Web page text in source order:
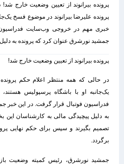
پرونده بیرانوند از تعیین وضعیت خارج شد!
پرونده علیرضا بیرانوند در موضوع فسخ
خبری مهم در خروجی وب‌سایت فدراسیون
جمشید نورشرق عنوان کرد که پرونده به دلیل
پرونده بیرانوند از تعیین وضعیت خارج شد!
در حالی که همه منتظر اعلام حکم پرونده
یک‌جانبه او با باشگاه پرسپولیس
فدراسیون فوتبال قرار گرفت. در این خبر
به دلیل پیچیدگی مالی به کارشناسان این
تصمیم بگیرند و سپس برای حکم نهایی
برگردد.
جمشید نورشرق، رئیس کمیته وضعیت